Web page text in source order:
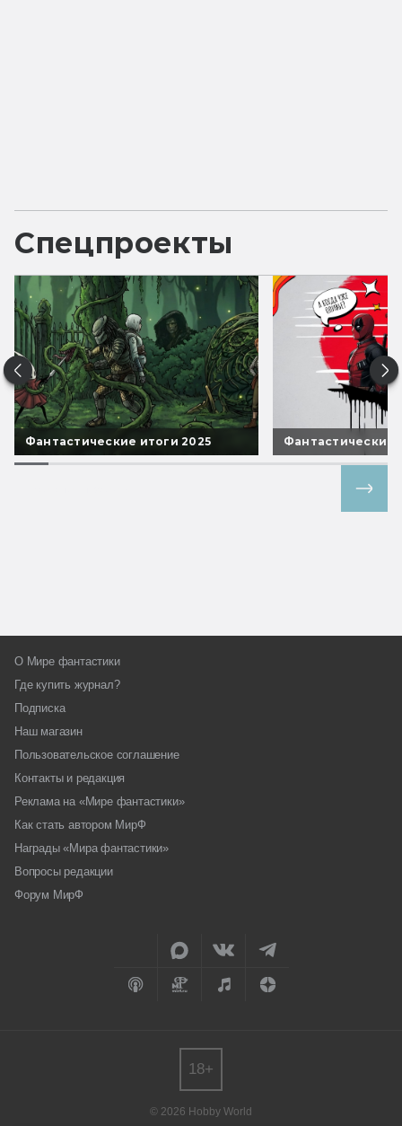
Спецпроекты
Фантастические итоги 2025 Фантастические
О Мире фантастики
Где купить журнал?
Подписка
Наш магазин
Пользовательское соглашение
Контакты и редакция
Реклама на «Мире фантастики»
Как стать автором МирФ
Награды «Мира фантастики»
Вопросы редакции
Форум МирФ
© 2026 Hobby World
18+